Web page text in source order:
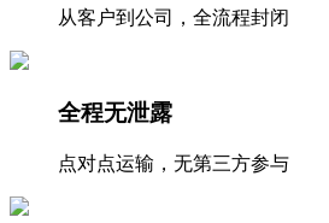
从客户到公司，全流程封闭
全程无泄露
点对点运输，无第三方参与